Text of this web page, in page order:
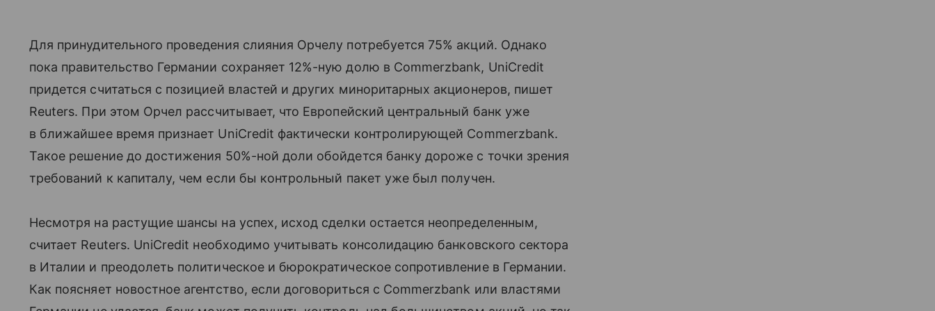
Для принудительного проведения слияния Орчелу потребуется 75% акций. Однако
пока правительство Германии сохраняет 12%-ную долю в Commerzbank, UniCredit
придется считаться с позицией властей и других миноритарных акционеров, пишет
Reuters. При этом Орчел рассчитывает, что Европейский центральный банк уже
в ближайшее время признает UniCredit фактически контролирующей Commerzbank.
Такое решение до достижения 50%-ной доли обойдется банку дороже с точки зрения
требований к капиталу, чем если бы контрольный пакет уже был получен.
Несмотря на растущие шансы на успех, исход сделки остается неопределенным,
считает Reuters. UniCredit необходимо учитывать консолидацию банковского сектора
в Италии и преодолеть политическое и бюрократическое сопротивление в Германии.
Как поясняет новостное агентство, если договориться с Commerzbank или властями